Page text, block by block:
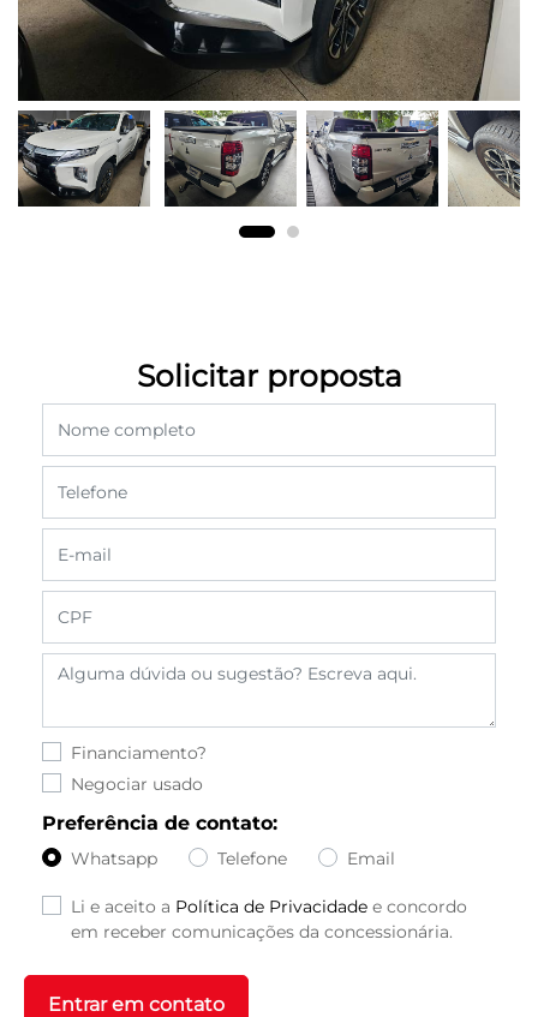
Solicitar proposta
Financiamento?
Negociar usado
Preferência de contato:
Whatsapp Telefone Email
Li e aceito a Política de Privacidade e concordo
em receber comunicações da concessionária.
Entrar em contato